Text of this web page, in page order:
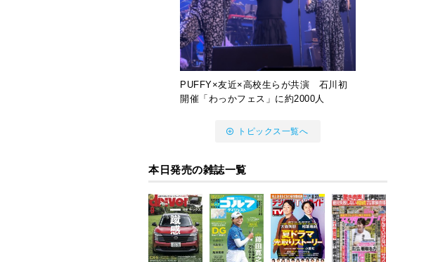
PUFFY×友近×高校生らが共演 石川初
開催「わっかフェス」に約2000人
トピックス一覧へ
本日発売の雑誌一覧